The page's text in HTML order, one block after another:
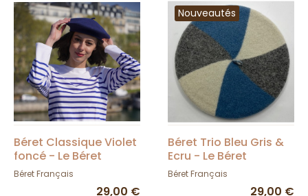
Béret Classique Violet
foncé - Le Béret
Français
Béret Français
29,00 €
Nouveautés
Béret Trio Bleu Gris &
Ecru - Le Béret
Français
Béret Français
29,00 €